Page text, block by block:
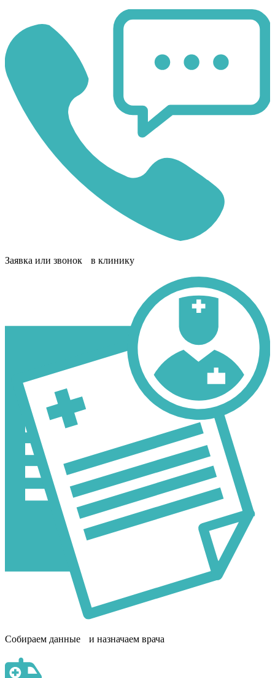
Заявка или звонок в клинику
Собираем данные и назначаем врача